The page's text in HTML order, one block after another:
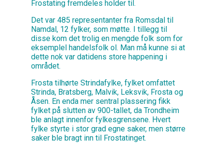
Frostating fremdeles holder til.
Det var 485 representanter fra Romsdal til
Namdal, 12 fylker, som møtte. I tillegg til
disse kom det trolig en mengde folk som for
eksemplel handelsfolk ol. Man må kunne si at
dette nok var datidens store happening i
området.
Frosta tilhørte Strindafylke, fylket omfattet
Strinda, Bratsberg, Malvik, Leksvik, Frosta og
Åsen. En enda mer sentral plassering fikk
fylket på slutten av 900-tallet, da Trondheim
ble anlagt innenfor fylkesgrensene. Hvert
fylke styrte i stor grad egne saker, men større
saker ble bragt inn til Frostatinget.